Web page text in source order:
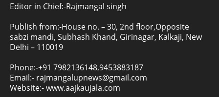
Editor in Chief:-Rajmangal singh
Publish from:-House no. – 30, 2nd floor,Opposite
sabzi mandi, Subhash Khand, Girinagar, Kalkaji, New
Delhi – 110019
Phone:-+91 7982136148,9453883187
Email:- rajmangalupnews@gmail.com
Website:-www.aajkaujala.com